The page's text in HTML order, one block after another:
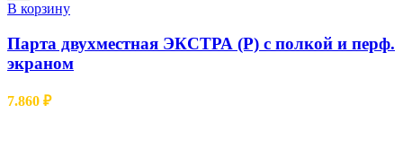
В корзину
Парта двухместная ЭКСТРА (Р) с полкой и перф.
экраном
7.860 ₽